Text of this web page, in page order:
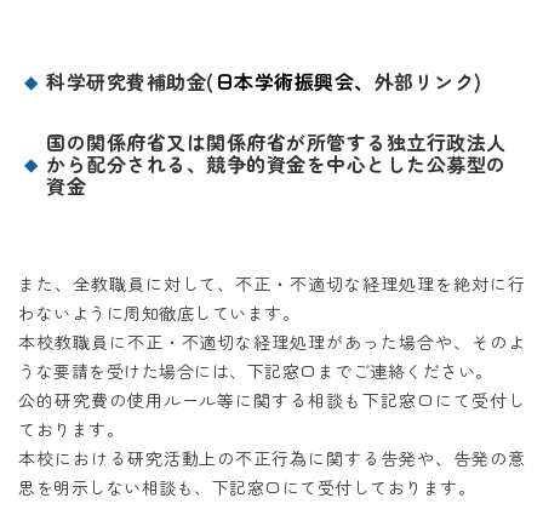
科学研究費補助金( 日本学術振興会、 外部リンク)
国の関係府省又は関係府省が所管する独立行政法人
から配分される、競争的資金を中心とした公募型の
資金
また、全教職員に対して、不正・不適切な経理処理を絶対に行
わないように周知徹底しています。
本校教職員に不正・不適切な経理処理があった場合や、そのよ
うな要請を受けた場合には、下記窓口までご連絡ください。
公的研究費の使用ルール等に関する相談も下記窓口にて受付し
ております。
本校における研究活動上の不正行為に関する告発や、告発の意
思を明示しない相談も、下記窓口にて受付しております。